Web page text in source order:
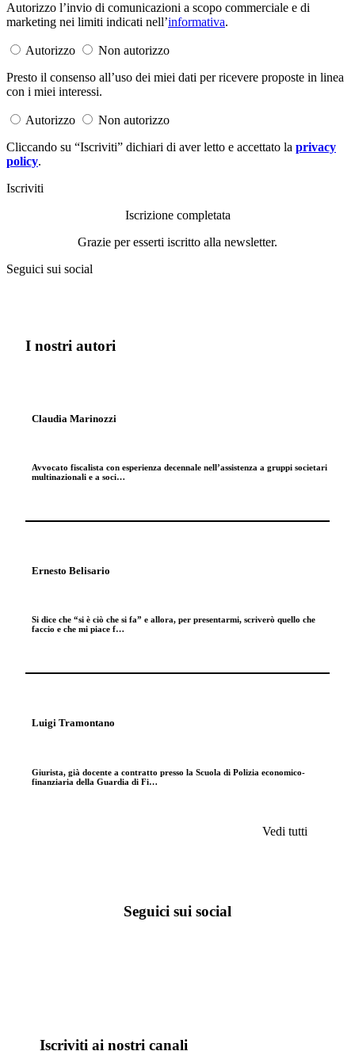
Autorizzo l’invio di comunicazioni a scopo commerciale e di
marketing nei limiti indicati nell’informativa.
Autorizzo
Non autorizzo
Presto il consenso all’uso dei miei dati per ricevere proposte in linea
con i miei interessi.
Autorizzo
Non autorizzo
Cliccando su “Iscriviti” dichiari di aver letto e accettato la privacy
policy.
Iscriviti
Iscrizione completata
Grazie per esserti iscritto alla newsletter.
Seguici sui social
I nostri autori
Claudia Marinozzi
Avvocato fiscalista con esperienza decennale nell’assistenza a gruppi societari
multinazionali e a soci…
Ernesto Belisario
Si dice che “si è ciò che si fa” e allora, per presentarmi, scriverò quello che
faccio e che mi piace f…
Luigi Tramontano
Giurista, già docente a contratto presso la Scuola di Polizia economico-
finanziaria della Guardia di Fi…
Vedi tutti
Seguici sui social
Iscriviti ai nostri canali